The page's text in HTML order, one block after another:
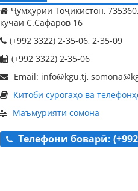
Ҷумҳурии Тоҷикистон,
кӯчаи С.Сафаров 16
(+992 3322) 2-35-06, 2-35-09
(+992 3322) 2-35-06
Email: info@kgu.tj,
Китоби суроғаҳо ва
Маъмурияти сомона
Телефони боварӣ: (+992